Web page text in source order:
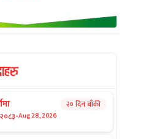
-Aug 28, 2026
२० दिन बाँकी